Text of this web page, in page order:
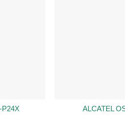
P24X ALCATEL